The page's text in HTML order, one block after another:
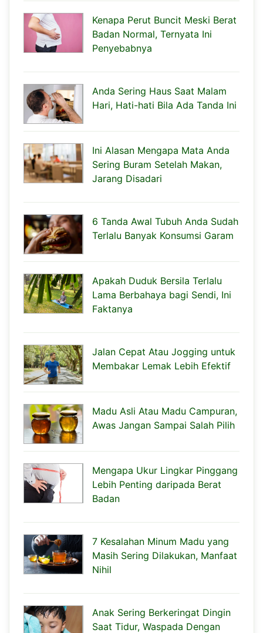
Kenapa Perut Buncit Meski Berat
Badan Normal, Ternyata Ini
Penyebabnya
Anda Sering Haus Saat Malam
Hari, Hati-hati Bila Ada Tanda Ini
Ini Alasan Mengapa Mata Anda
Sering Buram Setelah Makan,
Jarang Disadari
6 Tanda Awal Tubuh Anda Sudah
Terlalu Banyak Konsumsi Garam
Apakah Duduk Bersila Terlalu
Lama Berbahaya bagi Sendi, Ini
Faktanya
Jalan Cepat Atau Jogging untuk
Membakar Lemak Lebih Efektif
Madu Asli Atau Madu Campuran,
Awas Jangan Sampai Salah Pilih
Mengapa Ukur Lingkar Pinggang
Lebih Penting daripada Berat
Badan
7 Kesalahan Minum Madu yang
Masih Sering Dilakukan, Manfaat
Nihil
Anak Sering Berkeringat Dingin
Saat Tidur, Waspada Dengan